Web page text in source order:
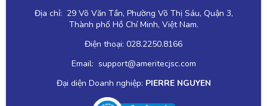
Địa chỉ: 29 Võ Văn Tần, Phường Võ Thị Sáu, Quận 3,
Thành phố Hồ Chí Minh, Việt Nam.
Điện thoại: 028.2250.8166
Email: support@ameritecjsc.com
Đại diện Doanh nghiệp: PIERRE NGUYEN